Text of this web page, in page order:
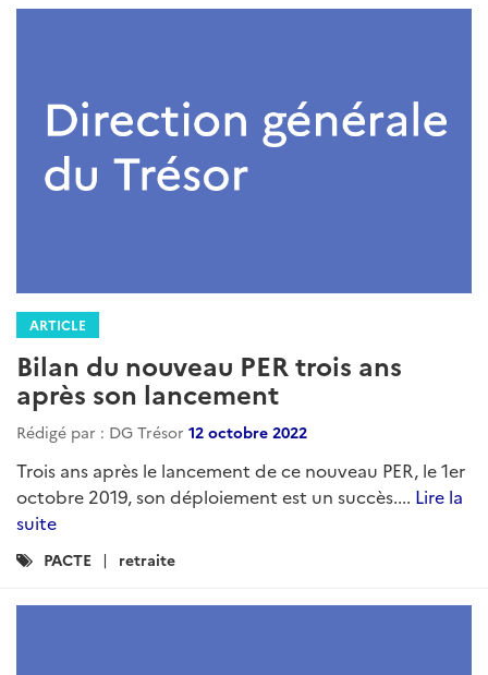
ARTICLE
Bilan du nouveau PER trois ans
après son lancement
Rédigé par : DG Trésor 12 octobre 2022
Trois ans après le lancement de ce nouveau PER, le 1er
octobre 2019, son déploiement est un succès.... Lire la
suite
Catégories
PACTE retraite